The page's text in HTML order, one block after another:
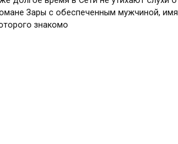
Зары с обеспеченным мужчиной, имя
знакомо